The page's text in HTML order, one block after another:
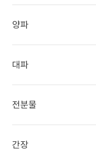
양파
대파
전분물
간장